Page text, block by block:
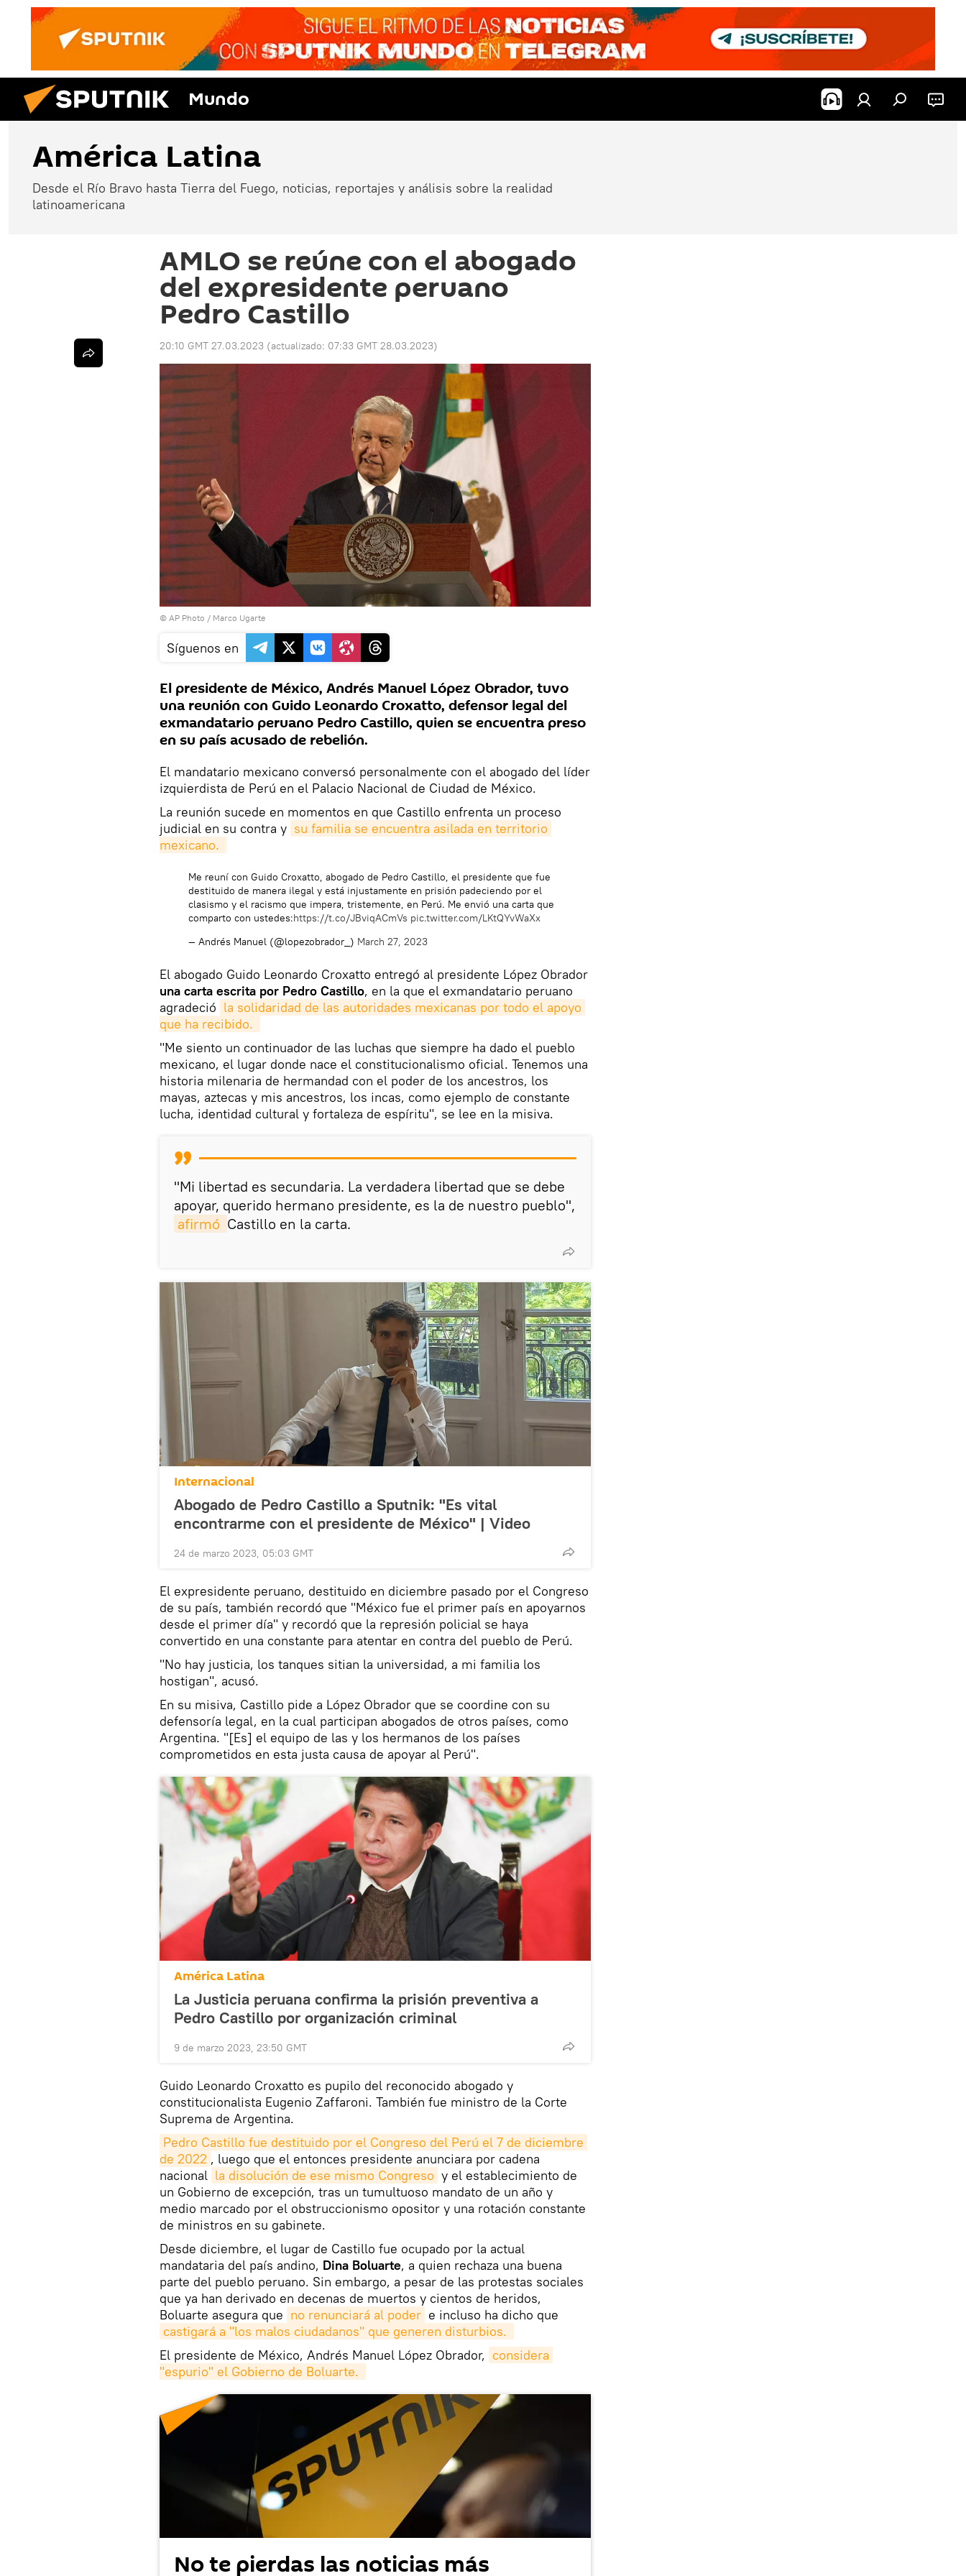
Mundo
América Latina
Desde el Río Bravo hasta Tierra del Fuego, noticias, reportajes y análisis sobre la realidad
latinoamericana
AMLO se reúne con el abogado
del expresidente peruano
Pedro Castillo
20:10 GMT 27.03.2023 (actualizado: 07:33 GMT 28.03.2023)
© AP Photo / Marco Ugarte
Síguenos en
El presidente de México, Andrés Manuel López Obrador, tuvo
una reunión con Guido Leonardo Croxatto, defensor legal del
exmandatario peruano Pedro Castillo, quien se encuentra preso
en su país acusado de rebelión.
El mandatario mexicano conversó personalmente con el abogado del líder
izquierdista de Perú en el Palacio Nacional de Ciudad de México.
La reunión sucede en momentos en que Castillo enfrenta un proceso
judicial en su contra y su familia se encuentra asilada en territorio
mexicano.
Me reuní con Guido Croxatto, abogado de Pedro Castillo, el presidente que fue
destituido de manera ilegal y está injustamente en prisión padeciendo por el
clasismo y el racismo que impera, tristemente, en Perú. Me envió una carta que
comparto con ustedes:https://t.co/JBviqACmVs pic.twitter.com/LKtQYvWaXx
— Andrés Manuel (@lopezobrador_) March 27, 2023
El abogado Guido Leonardo Croxatto entregó al presidente López Obrador
una carta escrita por Pedro Castillo, en la que el exmandatario peruano
agradeció la solidaridad de las autoridades mexicanas por todo el apoyo
que ha recibido.
"Me siento un continuador de las luchas que siempre ha dado el pueblo
mexicano, el lugar donde nace el constitucionalismo oficial. Tenemos una
historia milenaria de hermandad con el poder de los ancestros, los
mayas, aztecas y mis ancestros, los incas, como ejemplo de constante
lucha, identidad cultural y fortaleza de espíritu", se lee en la misiva.
"Mi libertad es secundaria. La verdadera libertad que se debe
apoyar, querido hermano presidente, es la de nuestro pueblo",
afirmó Castillo en la carta.
Internacional
Abogado de Pedro Castillo a Sputnik: "Es vital
encontrarme con el presidente de México" | Video
24 de marzo 2023, 05:03 GMT
El expresidente peruano, destituido en diciembre pasado por el Congreso
de su país, también recordó que "México fue el primer país en apoyarnos
desde el primer día" y recordó que la represión policial se haya
convertido en una constante para atentar en contra del pueblo de Perú.
"No hay justicia, los tanques sitian la universidad, a mi familia los
hostigan", acusó.
En su misiva, Castillo pide a López Obrador que se coordine con su
defensoría legal, en la cual participan abogados de otros países, como
Argentina. "[Es] el equipo de las y los hermanos de los países
comprometidos en esta justa causa de apoyar al Perú".
América Latina
La Justicia peruana confirma la prisión preventiva a
Pedro Castillo por organización criminal
9 de marzo 2023, 23:50 GMT
Guido Leonardo Croxatto es pupilo del reconocido abogado y
constitucionalista Eugenio Zaffaroni. También fue ministro de la Corte
Suprema de Argentina.
Pedro Castillo fue destituido por el Congreso del Perú el 7 de diciembre
de 2022 , luego que el entonces presidente anunciara por cadena
nacional la disolución de ese mismo Congreso y el establecimiento de
un Gobierno de excepción, tras un tumultuoso mandato de un año y
medio marcado por el obstruccionismo opositor y una rotación constante
de ministros en su gabinete.
Desde diciembre, el lugar de Castillo fue ocupado por la actual
mandataria del país andino, Dina Boluarte, a quien rechaza una buena
parte del pueblo peruano. Sin embargo, a pesar de las protestas sociales
que ya han derivado en decenas de muertos y cientos de heridos,
Boluarte asegura que no renunciará al poder e incluso ha dicho que
castigará a "los malos ciudadanos" que generen disturbios.
El presidente de México, Andrés Manuel López Obrador, considera
"espurio" el Gobierno de Boluarte.
No te pierdas las noticias más